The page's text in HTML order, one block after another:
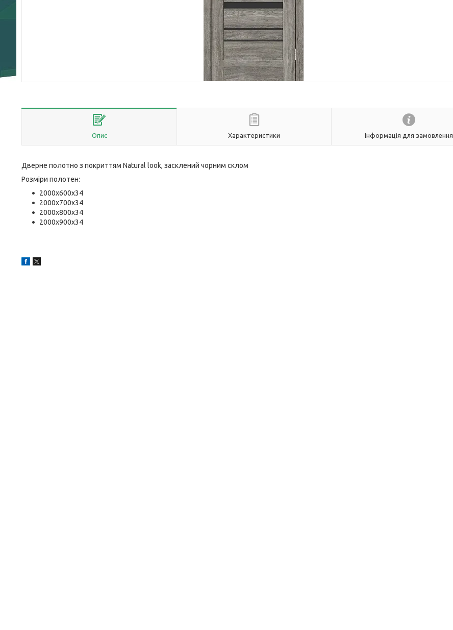
Опис Характеристики Інформація для замовлення
Дверне полотно з покриттям Natural look, засклений чорним склом
Розміри полотен:
2000х600х34
2000х700х34
2000х800х34
2000х900х34